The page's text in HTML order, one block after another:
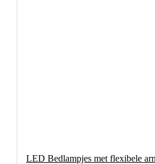
LED Bedlampjes met flexibele